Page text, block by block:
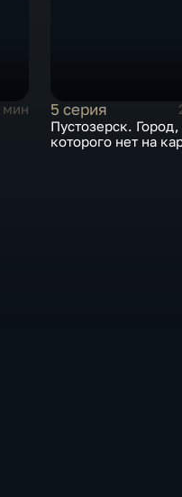
мин
5 серия
Пустозерск. Город,
которого нет на